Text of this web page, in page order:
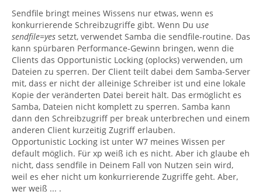
Sendfile bringt meines Wissens nur etwas, wenn es
konkurrierende Schreibzugriffe gibt. Wenn Du use
sendfile=yes setzt, verwendet Samba die sendfile-routine. Das
kann spürbaren Performance-Gewinn bringen, wenn die
Clients das Opportunistic Locking (oplocks) verwenden, um
Dateien zu sperren. Der Client teilt dabei dem Samba-Server
mit, dass er nicht der alleinige Schreiber ist und eine lokale
Kopie der veränderten Datei bereit hält. Das ermöglicht es
Samba, Dateien nicht komplett zu sperren. Samba kann
dann den Schreibzugriff per break unterbrechen und einem
anderen Client kurzeitig Zugriff erlauben.
Opportunistic Locking ist unter W7 meines Wissen per
default möglich. Für xp weiß ich es nicht. Aber ich glaube eh
nicht, dass sendfile in Deinem Fall von Nutzen sein wird,
weil es eher nicht um konkurrierende Zugriffe geht. Aber,
wer weiß ... .